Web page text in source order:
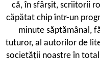
că, în sfârșit, scriitorii
căpătat chip într-un
minute săptămânal,
tuturor, al autorilor de
societății noastre în